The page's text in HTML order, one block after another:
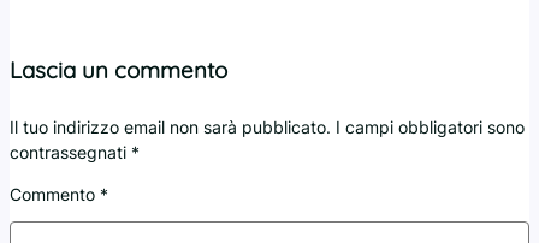
Lascia un commento
Il tuo indirizzo email non sarà pubblicato. I campi obbligatori sono
contrassegnati *
Commento *